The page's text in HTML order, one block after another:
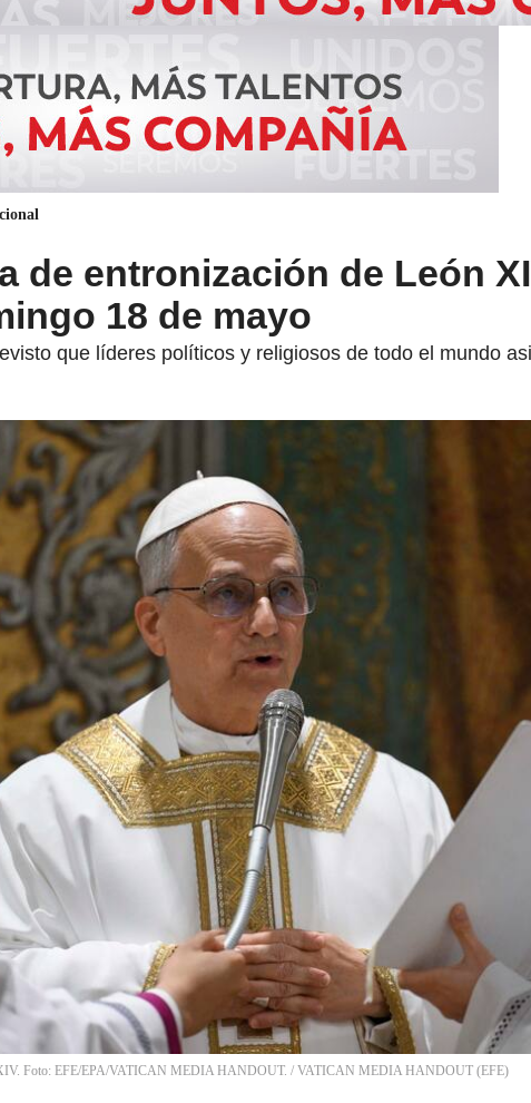
de entronización de León
18 de mayo
que líderes políticos y religiosos de todo el mundo
Foto: EFE/EPA/VATICAN MEDIA HANDOUT. / VATICAN MEDIA HANDOUT (EFE)